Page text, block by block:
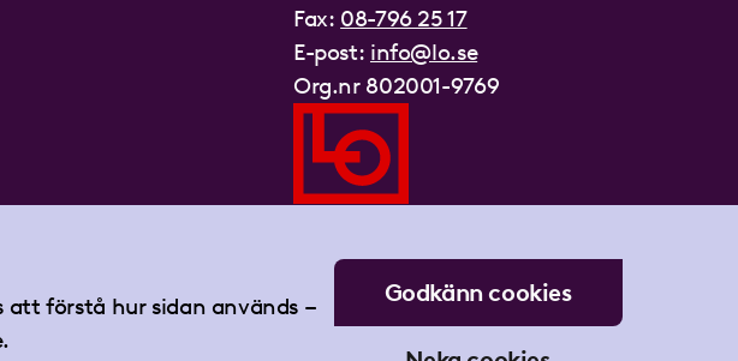
Fax: 08-796 25 17
E-post: info@lo.se
Org.nr 802001-9769
att förstå hur sidan används –
Godkänn cookies